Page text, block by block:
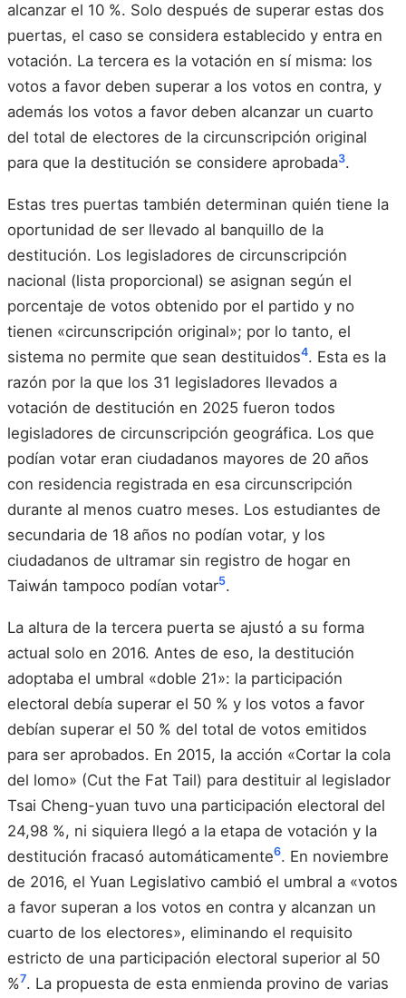
alcanzar el 10 %. Solo después de superar estas dos
puertas, el caso se considera establecido y entra en
votación. La tercera es la votación en sí misma: los
votos a favor deben superar a los votos en contra, y
además los votos a favor deben alcanzar un cuarto
del total de electores de la circunscripción original
para que la destitución se considere aprobada3.
Estas tres puertas también determinan quién tiene la
oportunidad de ser llevado al banquillo de la
destitución. Los legisladores de circunscripción
nacional (lista proporcional) se asignan según el
porcentaje de votos obtenido por el partido y no
tienen «circunscripción original»; por lo tanto, el
sistema no permite que sean destituidos4. Esta es la
razón por la que los 31 legisladores llevados a
votación de destitución en 2025 fueron todos
legisladores de circunscripción geográfica. Los que
podían votar eran ciudadanos mayores de 20 años
con residencia registrada en esa circunscripción
durante al menos cuatro meses. Los estudiantes de
secundaria de 18 años no podían votar, y los
ciudadanos de ultramar sin registro de hogar en
Taiwán tampoco podían votar5.
La altura de la tercera puerta se ajustó a su forma
actual solo en 2016. Antes de eso, la destitución
adoptaba el umbral «doble 21»: la participación
electoral debía superar el 50 % y los votos a favor
debían superar el 50 % del total de votos emitidos
para ser aprobados. En 2015, la acción «Cortar la cola
del lomo» (Cut the Fat Tail) para destituir al legislador
Tsai Cheng-yuan tuvo una participación electoral del
24,98 %, ni siquiera llegó a la etapa de votación y la
destitución fracasó automáticamente6. En noviembre
de 2016, el Yuan Legislativo cambió el umbral a «votos
a favor superan a los votos en contra y alcanzan un
cuarto de los electores», eliminando el requisito
estricto de una participación electoral superior al 50
%7. La propuesta de esta enmienda provino de varias